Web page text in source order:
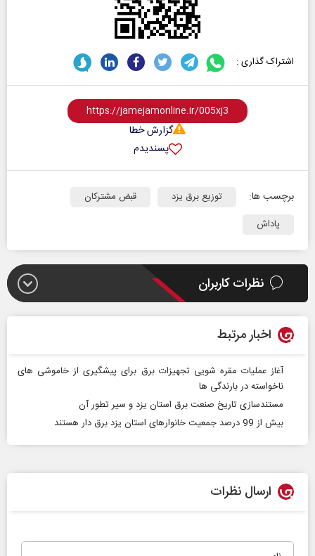
اشتراک گذاری :
گزارش خطا
پسندیدم
برچسب ها: توزیع برق یزد
قبض مشترکان
پاداش
نظرات کاربران
اخبار مرتبط
آغاز عملیات مقره شویی تجهیزات برق برای پیشگیری از خاموشی های
ناخواسته در بارندگی ها
مستندسازی تاریخ صنعت برق استان یزد و سیر تطور آن
بیش از 99 درصد جمعیت خانوارهای استان یزد برق دار هستند
ارسال نظرات